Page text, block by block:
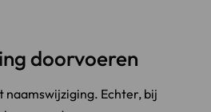
doorvoeren
naamswijziging. Echter, bij